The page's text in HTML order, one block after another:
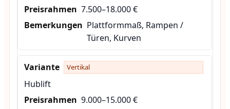
7.500–18.000 €
Plattformmaß, Rampen /
Türen, Kurven
Vertikal
Hublift
9.000–15.000 €